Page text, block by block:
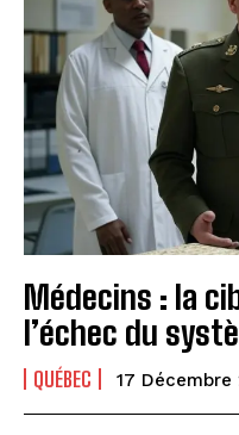
Médecins : la
l’échec du
QUÉBEC 17 Décembre